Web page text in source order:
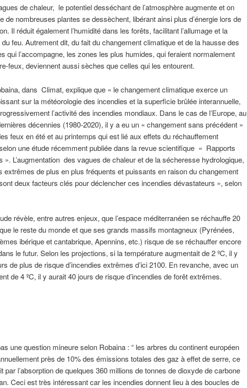
de chaleur, le potentiel desséchant de l’atmosphère augmente et on
de nombreuses plantes se dessèchent, libérant ainsi plus d’énergie lors de
Il réduit également l’humidité dans les forêts, facilitant l’allumage et la
feu. Autrement dit, du fait du changement climatique et de la hausse des
qui l’accompagne, les zones les plus humides, qui feraient normalement
feux, deviennent aussi sèches que celles qui les entourent.
dans Climat, explique que « le changement climatique exerce un
sur la météorologie des incendies et la superficie brûlée interannuelle,
l’activité des incendies mondiaux. Dans le cas de l’Europe, au
décennies (1980-2020), il y a eu un « changement sans précédent »
feux en été et au printemps qui est lié aux effets du réchauffement
une étude récemment publiée dans la revue scientifique « Rapports
». L’augmentation des vagues de chaleur et de la sécheresse hydrologique,
extrêmes de plus en plus fréquents et puissants en raison du changement
deux facteurs clés pour déclencher ces incendies dévastateurs », selon
révèle, entre autres enjeux, que l’espace méditerranéen se réchauffe 20
le reste du monde et que ses grands massifs montagneux (Pyrénées,
ibérique et cantabrique, Apennins, etc.) risque de se réchauffer encore
le futur. Selon les projections, si la température augmentait de 2 ºC, il y
de plus de risque d’incendies extrêmes d’ici 2100. En revanche, avec un
de 4 ºC, il y aurait 40 jours de risque d’incendies de forêt extrêmes.
une question mineure selon Robaina : “ les arbres du continent européen
près de 10% des émissions totales des gaz à effet de serre, ce
par l’absorption de quelques 360 millions de tonnes de dioxyde de carbone
Ceci est très intéressant car les incendies donnent lieu à des boucles de